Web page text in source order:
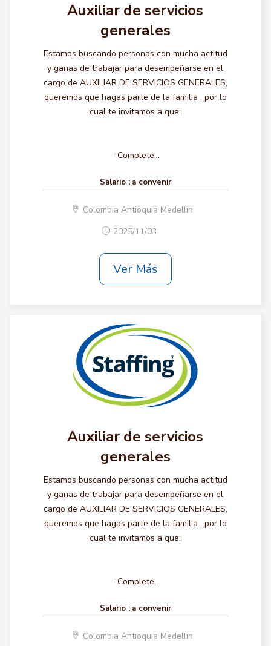
Auxiliar de servicios
generales
Estamos buscando personas con mucha actitud
y ganas de trabajar para desempeñarse en el
cargo de AUXILIAR DE SERVICIOS GENERALES,
queremos que hagas parte de la familia , por lo
cual te invitamos a que:
- Complete...
Salario : a convenir
Colombia Antioquia Medellin
2025/11/03
Ver Más
Auxiliar de servicios
generales
Estamos buscando personas con mucha actitud
y ganas de trabajar para desempeñarse en el
cargo de AUXILIAR DE SERVICIOS GENERALES,
queremos que hagas parte de la familia , por lo
cual te invitamos a que:
- Complete...
Salario : a convenir
Colombia Antioquia Medellin